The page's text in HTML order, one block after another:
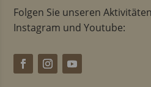
Folgen Sie unseren
Instagram und Youtube: